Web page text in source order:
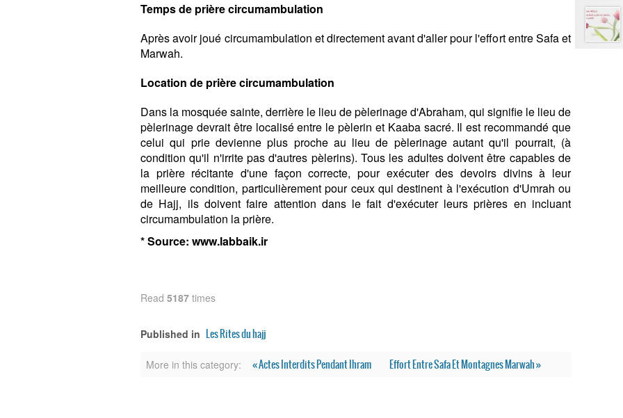
Temps de prière circumambulation
Après avoir joué circumambulation et directement avant d'aller pour l'effort entre Safa et
Marwah.
Location de prière circumambulation
Dans la mosquée sainte, derrière le lieu de pèlerinage d'Abraham, qui signifie le lieu de
pèlerinage devrait être localisé entre le pèlerin et Kaaba sacré. Il est recommandé que
celui qui prie devienne plus proche au lieu de pèlerinage autant qu'il pourrait, (à
condition qu'il n'irrite pas d'autres pèlerins). Tous les adultes doivent être capables de
la prière récitante d'une façon correcte, pour exécuter des devoirs divins à leur
meilleure condition, particulièrement pour ceux qui destinent à l'exécution d'Umrah ou
de Hajj, ils doivent faire attention dans le fait d'exécuter leurs prières en incluant
circumambulation la prière.
* Source: www.labbaik.ir
Read 5187 times
Published in Les Rites du hajj
More in this category: « Actes Interdits Pendant Ihram Effort Entre Safa Et Montagnes Marwah »